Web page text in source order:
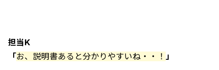
担当K
「お、説明書あると分かりやすいね・・！ 」